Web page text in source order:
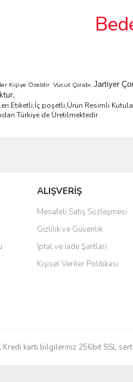
Kişiye Özeldir Vücut Çorabı, Jartiyer
Etiketli,İç poşetli,Ürün Resimli
Türkiye de Üretilmektedir
bozuk veya görüntülenemiyor.
eksik bilgiler bulunuyor.
hatalar bulunuyor.
sitelerden daha pahalı.
farklı alternatifler olmalı.
ALIŞVERİŞ
Mesafeli Satış Sözleşmesi
Gizlilik ve Güvenlik
İptal ve İade Şartları
Kişisel Veriler Politikası
Kredi kartı bilgileriniz 256bit SSL